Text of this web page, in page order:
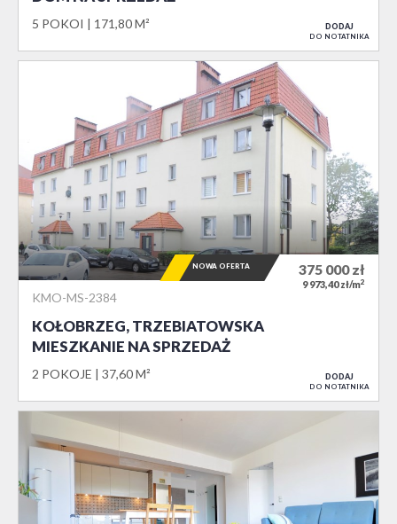
5 POKOI 171,80 M² DODAJ
DO NOTATNIKA
KMO-MS-2384
KOŁOBRZEG, TRZEBIATOWSKA
MIESZKANIE NA SPRZEDAŻ
2 POKOJE 37,60 M²
375 000zł
9 973,40 zł/m2
NOWA OFERTA
DODAJ
DO NOTATNIKA